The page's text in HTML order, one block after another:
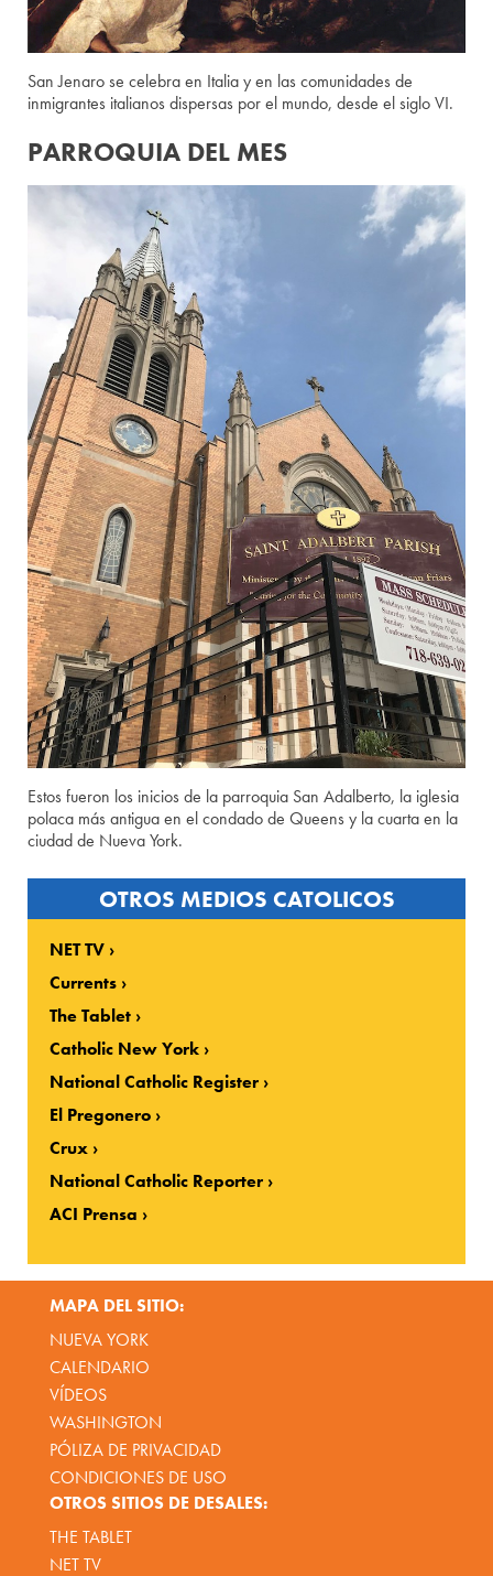
San Jenaro se celebra en Italia y en las comunidades de
inmigrantes italianos dispersas por el mundo, desde el siglo VI.
PARROQUIA DEL MES
Estos fueron los inicios de la parroquia San Adalberto, la iglesia
polaca más antigua en el condado de Queens y la cuarta en la
ciudad de Nueva York.
OTROS MEDIOS CATOLICOS
NET TV
Currents
The Tablet
Catholic New York
National Catholic Register
El Pregonero
Crux
National Catholic Reporter
ACI Prensa
MAPA DEL SITIO:
NUEVA YORK
CALENDARIO
VÍDEOS
WASHINGTON
PÓLIZA DE PRIVACIDAD
CONDICIONES DE USO
OTROS SITIOS DE DESALES:
THE TABLET
NET TV